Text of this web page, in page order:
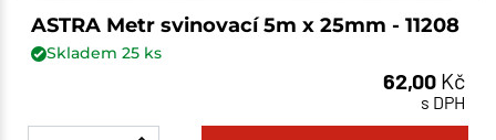
ASTRA Metr svinovací 5m x 25mm - 11208
Skladem 25ks
62,00 Kč
s DPH